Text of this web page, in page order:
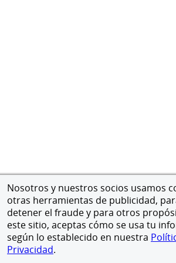
Nosotros y nuestros socios usamos
otras herramientas de publicidad,
detener el fraude y para otros
este sitio, aceptas cómo se usa tu
según lo establecido en nuestra
Privacidad.